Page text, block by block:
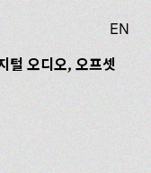
EN
털 오디오, 오프셋